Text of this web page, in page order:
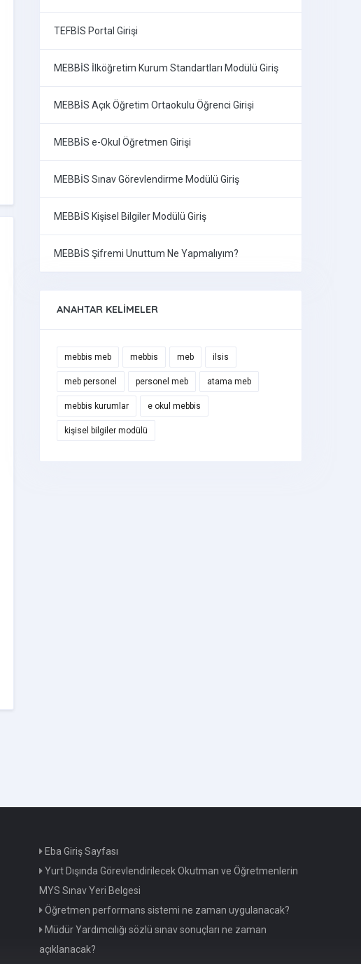
TEFBİS Portal Girişi
MEBBİS İlköğretim Kurum Standartları Modülü Giriş
MEBBİS Açık Öğretim Ortaokulu Öğrenci Girişi
MEBBİS e-Okul Öğretmen Girişi
MEBBİS Sınav Görevlendirme Modülü Giriş
MEBBİS Kişisel Bilgiler Modülü Giriş
MEBBİS Şifremi Unuttum Ne Yapmalıyım?
ANAHTAR KELIMELER
mebbis meb mebbis meb ilsis
meb personel personel meb atama meb
mebbis kurumlar e okul mebbis
kişisel bilgiler modülü
Eba Giriş Sayfası
Yurt Dışında Görevlendirilecek Okutman ve Öğretmenlerin
MYS Sınav Yeri Belgesi
Öğretmen performans sistemi ne zaman uygulanacak?
Müdür Yardımcılığı sözlü sınav sonuçları ne zaman
açıklanacak?